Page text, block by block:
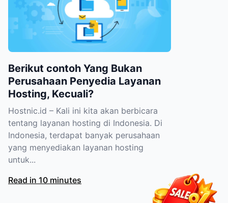
Berikut contoh Yang Bukan
Perusahaan Penyedia Layanan
Hosting, Kecuali?
Hostnic.id – Kali ini kita akan berbicara
tentang layanan hosting di Indonesia. Di
Indonesia, terdapat banyak perusahaan
yang menyediakan layanan hosting
untuk...
Read in 10 minutes